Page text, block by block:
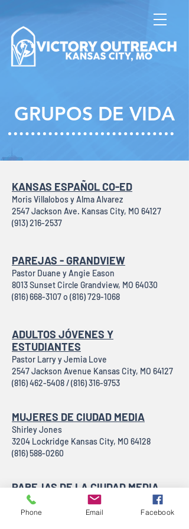
GRUPOS DE VIDA
KANSAS ESPAÑOL CO-ED
Moris Villalobos y Alma Alvarez
2547 Jackson Ave. Kansas City, MO 64127
(913) 216-2537
PAREJAS - GRANDVIEW
Pastor Duane y Angie Eason
8013 Sunset Circle Grandview, MO 64030
(816) 668-3107 o (816) 729-1068
ADULTOS JÓVENES Y
ESTUDIANTES
Pastor Larry y Jemia Love
2547 Jackson Avenue Kansas City, MO 64127
(816) 462-5408 / (816) 316-9753
MUJERES DE CIUDAD MEDIA
Shirley Jones
3204 Lockridge Kansas City, MO 64128
(816) 588-0260
PAREJAS DE LA CIUDAD MEDIA
Bill y LaTonia Rock
2901 E. 29th Street Kansas City, MO 64128
Phone Email Facebook